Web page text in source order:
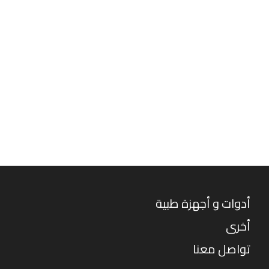
أدوات و أجهزة طبية
أخرى
تواصل معنا